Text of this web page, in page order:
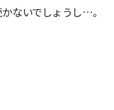
ないでしょうし…。